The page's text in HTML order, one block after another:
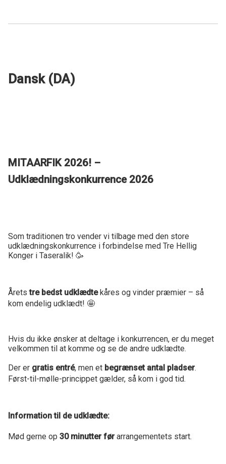
Dansk (DA)
MITAARFIK 2026! –
Udklædningskonkurrence 2026
Som traditionen tro vender vi tilbage med den store
udklædningskonkurrence i forbindelse med Tre Hellig
Konger i Taseralik! 🥳
Åretstre bedst udklædtekåres og vinder præmier – så
kom endelig udklædt! 🤩
Hvis du ikke ønsker at deltage i konkurrencen, er du meget
velkommen til at komme og se de andre udklædte.
Der er gratis entré, men et begrænset antal pladser.
Først-til-mølle-princippet gælder, så kom i god tid.
Information til de udklædte:
Mød gerne op 30 minutter førarrangementets start.